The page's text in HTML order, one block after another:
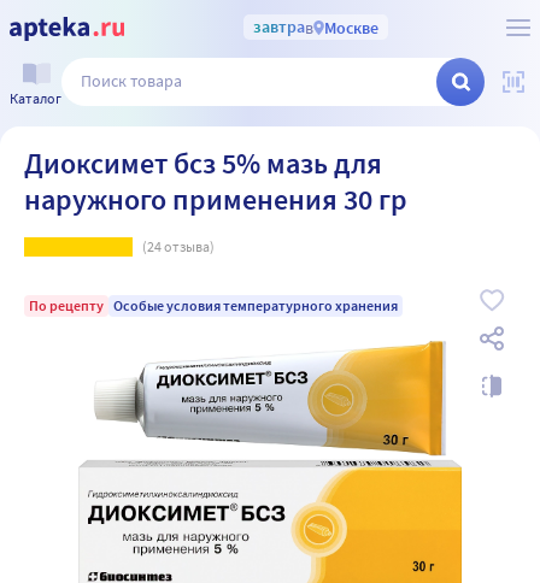
завтрав Москве
Каталог
Диоксимет бсз 5% мазь для
наружного применения 30 гр
(24отзыва)
По рецепту Особые условия температурного хранения